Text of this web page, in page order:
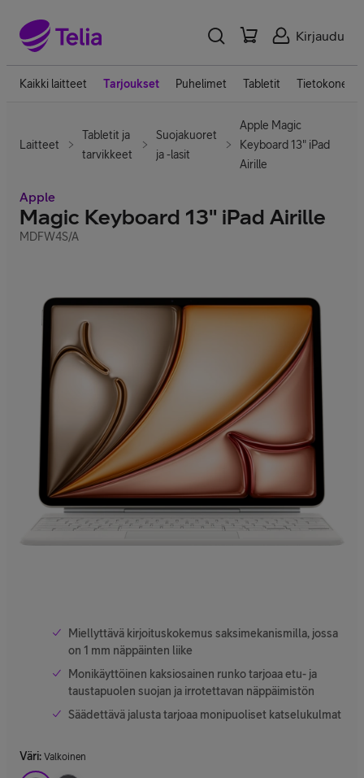
Kirjaudu
Kaikki laitteet Tarjoukset Puhelimet Tabletit Tietokoneet
Laitteet
Tabletit ja
tarvikkeet
Suojakuoret
ja -lasit
Apple Magic
Keyboard 13" iPad
Airille
Apple
Magic Keyboard 13" iPad Airille
MDFW4S/A
Miellyttävä kirjoituskokemus saksimekanismilla, jossa
on 1 mm näppäinten liike
Monikäyttöinen kaksiosainen runko tarjoaa etu- ja
taustapuolen suojan ja irrotettavan näppäimistön
Säädettävä jalusta tarjoaa monipuoliset katselukulmat
Väri: Valkoinen